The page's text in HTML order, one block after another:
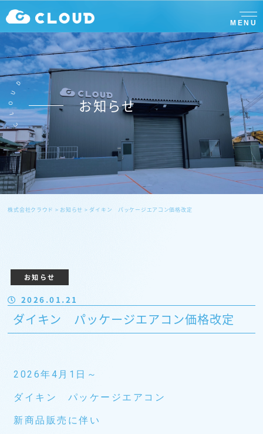
MENU
C
L
O
U
D
お知らせ
株式会社クラウド > お知らせ >ダイキン パッケージエアコン価格改定
お知らせ
2026.01.21
ダイキン パッケージエアコン価格改定
2026年4月1日～
ダイキン パッケージエアコン
新商品販売に伴い